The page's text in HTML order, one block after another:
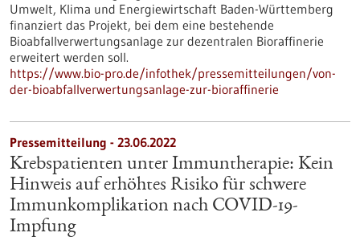
Umwelt, Klima und Energiewirtschaft Baden-Württemberg
finanziert das Projekt, bei dem eine bestehende
Bioabfallverwertungsanlage zur dezentralen Bioraffinerie
erweitert werden soll.
https://www.bio-pro.de/infothek/pressemitteilungen/von-
der-bioabfallverwertungsanlage-zur-bioraffinerie
Pressemitteilung - 23.06.2022
Krebspatienten unter Immuntherapie: Kein
Hinweis auf erhöhtes Risiko für schwere
Immunkomplikation nach COVID-19-
Impfung